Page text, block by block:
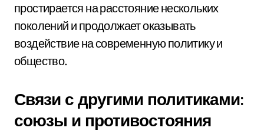
простирается на расстояние нескольких
поколений и продолжает оказывать
воздействие на современную политику и
общество.
Связи с другими политиками:
союзы и противостояния